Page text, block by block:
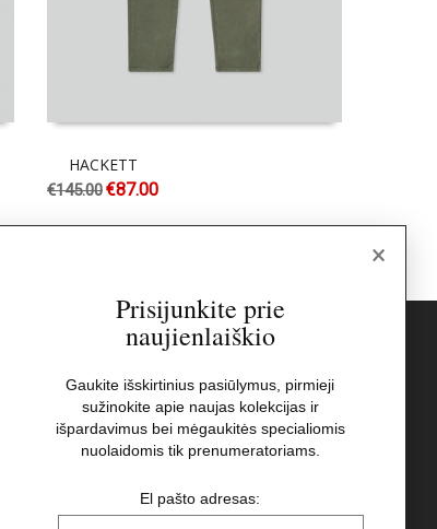
HACKETT
€145.00€87.00
El pašto adresas:
Politikos nuostatomis
×
Prisijunkite prie
naujienlaiškio
Gaukite išskirtinius pasiūlymus, pirmieji
sužinokite apie naujas kolekcijas ir
išpardavimus bei mėgaukitės specialiomis
nuolaidomis tik prenumeratoriams.
El pašto adresas: